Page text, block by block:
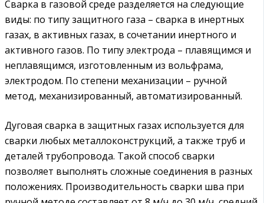
Сварка в газовой среде разделяется на следующие
виды: по типу защитного газа – сварка в инертных
газах, в активных газах, в сочетании инертного и
активного газов. По типу электрода – плавящимся и
неплавящимся, изготовленным из вольфрама,
электродом. По степени механизации – ручной
метод, механизированный, автоматизированный.
Дуговая сварка в защитных газах используется для
сварки любых металлоконструкций, а также труб и
деталей трубопровода. Такой способ сварки
позволяет выполнять сложные соединения в разных
положениях. Производительность сварки шва при